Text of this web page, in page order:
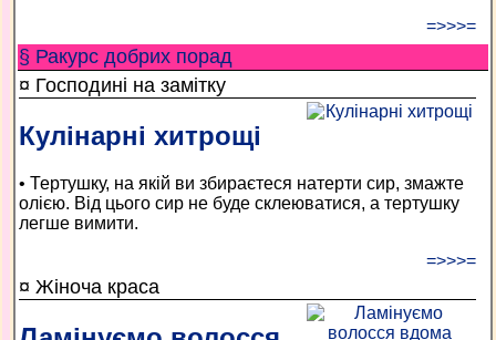
=>>>=
§ Ракурс добрих порад
¤ Господині на замітку
Кулінарні хитрощі
• Тертушку, на якій ви збираєтеся натерти сир, змажте
олією. Від цього сир не буде склеюватися, а тертушку
легше вимити.
=>>>=
¤ Жіноча краса